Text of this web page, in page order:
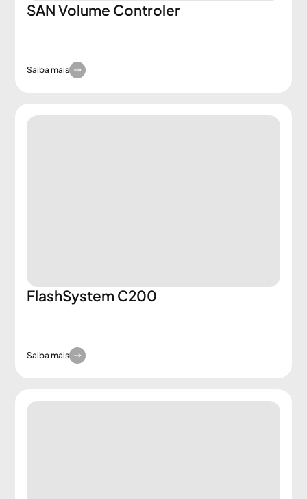
SAN Volume Controler
Saiba mais
FlashSystem C200
Saiba mais